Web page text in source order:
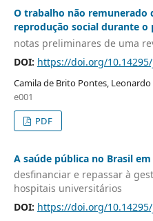
O trabalho não remunerado
reprodução social durante o
notas preliminares de uma
DOI: https://doi.org/
Camila de Brito Pontes,
e001
PDF
A saúde pública no Brasil
desfinanciar e repassar à
hospitais universitários
DOI: https://doi.org/